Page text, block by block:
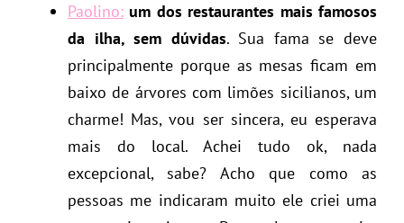
Paolino: um dos restaurantes mais famosos
da ilha, sem dúvidas. Sua fama se deve
principalmente porque as mesas ficam em
baixo de árvores com limões sicilianos, um
charme! Mas, vou ser sincera, eu esperava
mais do local. Achei tudo ok, nada
excepcional, sabe? Acho que como as
pessoas me indicaram muito ele criei uma